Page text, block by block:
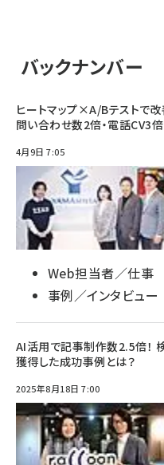
バックナンバー
ヒートマップ×A/Bテストで改
問い合わせ数2倍・電話CV3倍
4月9日 7:05
Web担当者／仕事
事例／インタビュー
AI活用で記事制作数2.5倍！
獲得した成功事例とは？
2025年8月18日 7:00